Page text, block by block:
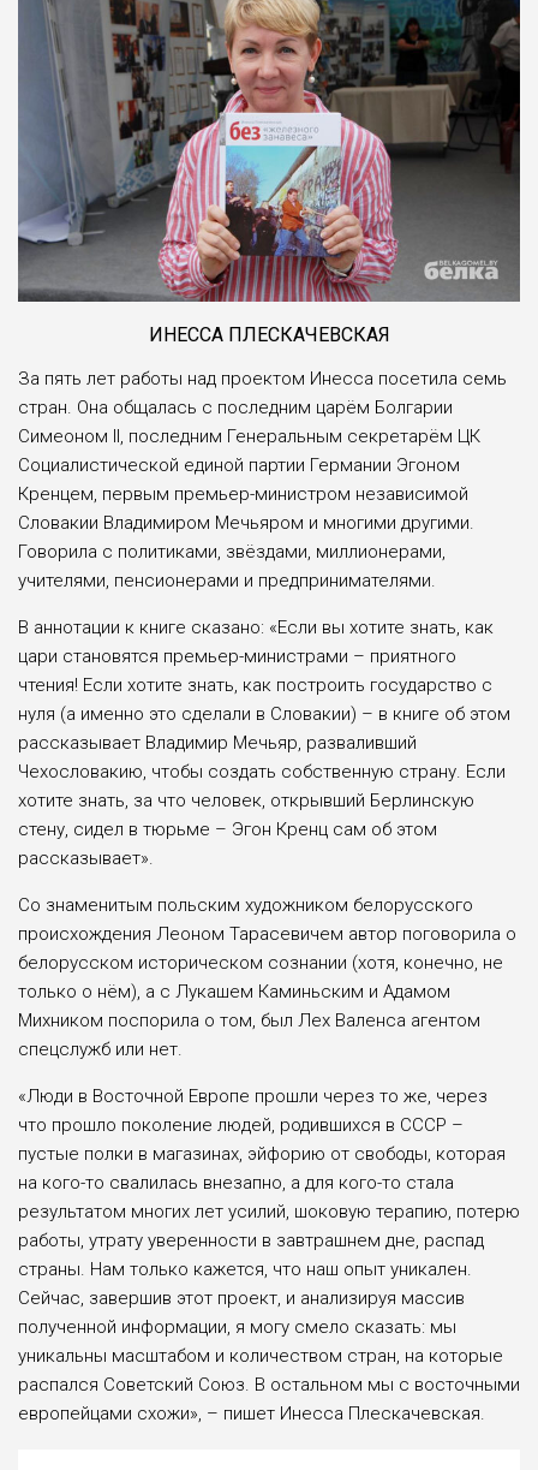
ИНЕССА ПЛЕСКАЧЕВСКАЯ
За пять лет работы над проектом Инесса посетила семь
стран. Она общалась с последним царём Болгарии
Симеоном II, последним Генеральным секретарём ЦК
Социалистической единой партии Германии Эгоном
Кренцем, первым премьер-министром независимой
Словакии Владимиром Мечьяром и многими другими.
Говорила с политиками, звёздами, миллионерами,
учителями, пенсионерами и предпринимателями.
В аннотации к книге сказано: «Если вы хотите знать, как
цари становятся премьер-министрами – приятного
чтения! Если хотите знать, как построить государство с
нуля (а именно это сделали в Словакии) – в книге об этом
рассказывает Владимир Мечьяр, разваливший
Чехословакию, чтобы создать собственную страну. Если
хотите знать, за что человек, открывший Берлинскую
стену, сидел в тюрьме – Эгон Кренц сам об этом
рассказывает».
Со знаменитым польским художником белорусского
происхождения Леоном Тарасевичем автор поговорила о
белорусском историческом сознании (хотя, конечно, не
только о нём), а с Лукашем Каминьским и Адамом
Михником поспорила о том, был Лех Валенса агентом
спецслужб или нет.
«Люди в Восточной Европе прошли через то же, через
что прошло поколение людей, родившихся в СССР –
пустые полки в магазинах, эйфорию от свободы, которая
на кого-то свалилась внезапно, а для кого-то стала
результатом многих лет усилий, шоковую терапию, потерю
работы, утрату уверенности в завтрашнем дне, распад
страны. Нам только кажется, что наш опыт уникален.
Сейчас, завершив этот проект, и анализируя массив
полученной информации, я могу смело сказать: мы
уникальны масштабом и количеством стран, на которые
распался Советский Союз. В остальном мы с восточными
европейцами схожи», – пишет Инесса Плескачевская.